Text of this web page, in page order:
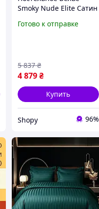
Smoky Nude Elite Сатин
Постільна Сатинова
Готово к отправке
4 879₴
5 837 ₴
Купить
Shopy 96%